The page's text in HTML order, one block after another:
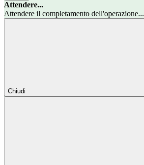
Attendere...
Attendere il completamento dell'operazione...
Chiudi